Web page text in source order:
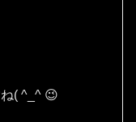
( ^_^ 😉